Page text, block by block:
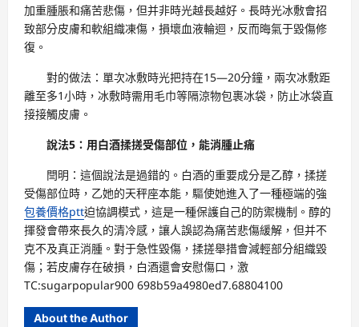
加重腫脹和痛苦悲傷，但并非時光越長越好。長時光冰敷會招
致部分皮膚和軟組織凍傷，損壞血液輪迴，反而晦氣于毀傷修
復。
對的做法：單次冰敷時光把持在15—20分鐘，兩次冰敷距
離至多1小時，冰敷時需用毛巾等隔涼物包裹冰袋，防止冰袋直
接接觸皮膚。
說法5：用白酒揉搓受傷部位，能消腫止痛
閆明：這個說法是過錯的。白酒的重要成分是乙醇，揉搓
受傷部位時，乙她的天秤座本能，驅使她進入了一種極端的強
包養價格ptt迫協調模式，這是一種保護自己的防禦機制。醇的
揮發會帶來長久的清冷感，讓人誤認為痛苦悲傷緩解，但并不
克不及真正消腫。對于急性毀傷，揉搓舉措會減輕部分組織毀
傷；若皮膚存在破損，白酒還會安慰傷口，激
TC:sugarpopular900 698b59a4980ed7.68804100
About the Author